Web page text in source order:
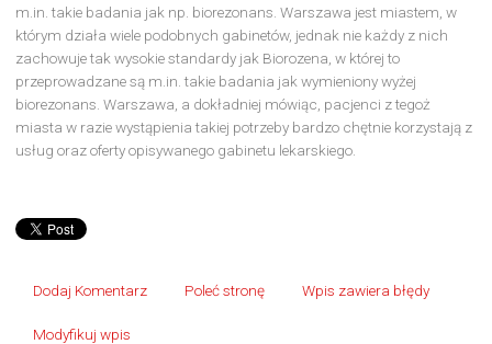
m.in. takie badania jak np. biorezonans. Warszawa jest miastem, w
którym działa wiele podobnych gabinetów, jednak nie każdy z nich
zachowuje tak wysokie standardy jak Biorozena, w której to
przeprowadzane są m.in. takie badania jak wymieniony wyżej
biorezonans. Warszawa, a dokładniej mówiąc, pacjenci z tegoż
miasta w razie wystąpienia takiej potrzeby bardzo chętnie korzystają z
usług oraz oferty opisywanego gabinetu lekarskiego.
Dodaj Komentarz Poleć stronę Wpis zawiera błędy
Modyfikuj wpis